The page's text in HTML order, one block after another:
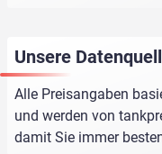
Unsere
Alle Preisangaben
und werden von
damit Sie immer